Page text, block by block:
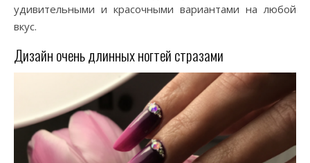
удивительными и красочными вариантами на любой
вкус.
Дизайн очень длинных ногтей стразами